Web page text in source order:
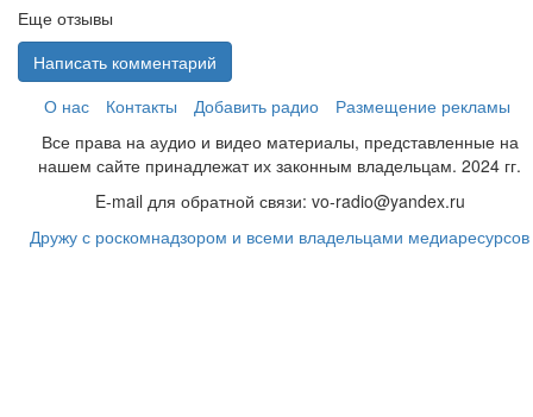
Еще отзывы
Написать комментарий
О нас
Контакты Добавить радио
Размещение рекламы
Все права на аудио и видео материалы, представленные на
нашем сайте принадлежат их законным владельцам. 2024 гг.
E-mail для обратной связи: vo-radio@yandex.ru
Дружу с роскомнадзором и всеми владельцами медиаресурсов